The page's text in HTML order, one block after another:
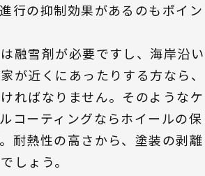
行の抑制効果があるのもポイン
融雪剤が必要ですし、海岸沿い
が近くにあったりする方なら、
ればなりません。そのようなケ
コーティングならホイールの保
耐熱性の高さから、塗装の剥離
しょう。